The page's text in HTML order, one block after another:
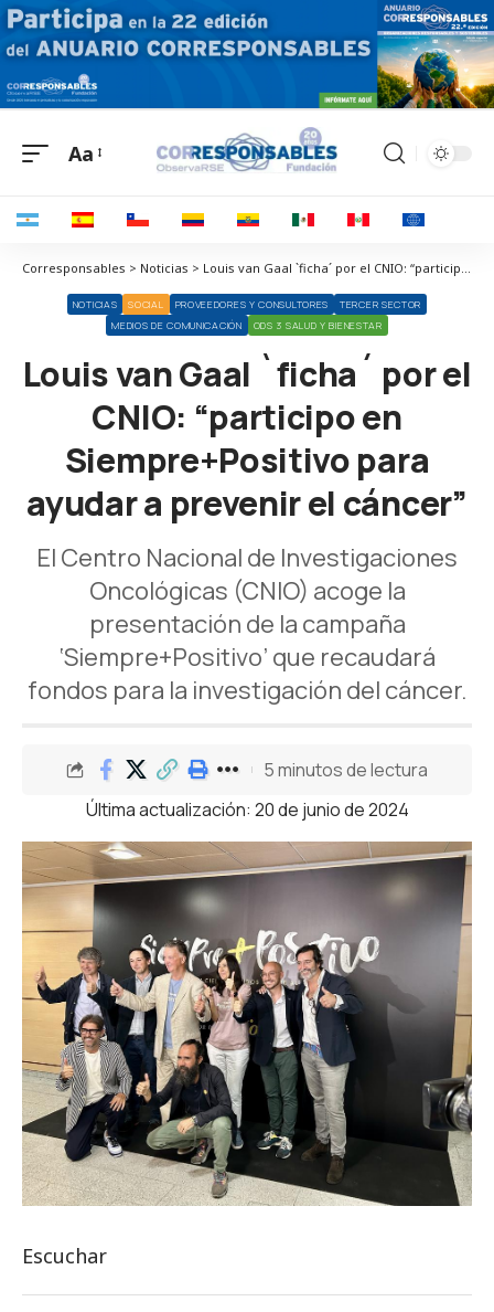
Aa
Corresponsables > Noticias > Louis van Gaal `ficha´ por el CNIO: “participo en Siempre+Positivo para ayudar a prevenir el cáncer”
NOTICIAS SOCIAL PROVEEDORES Y CONSULTORES
TERCER SECTOR
MEDIOS DE COMUNICACIÓN
ODS 3 SALUD Y BIENESTAR
Louis van Gaal `ficha´ por el
CNIO: “participo en
Siempre+Positivo para
ayudar a prevenir el cáncer”
El Centro Nacional de Investigaciones
Oncológicas (CNIO) acoge la
presentación de la campaña
‘Siempre+Positivo’ que recaudará
fondos para la investigación del cáncer.
Última actualización: 20 de junio de 2024
5 minutos de lectura
Escuchar